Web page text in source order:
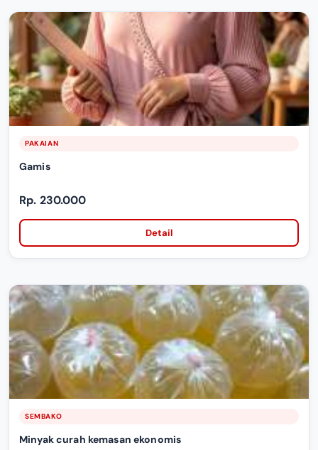
PAKAIAN
Gamis
Rp. 230.000
Detail
SEMBAKO
Minyak curah kemasan ekonomis